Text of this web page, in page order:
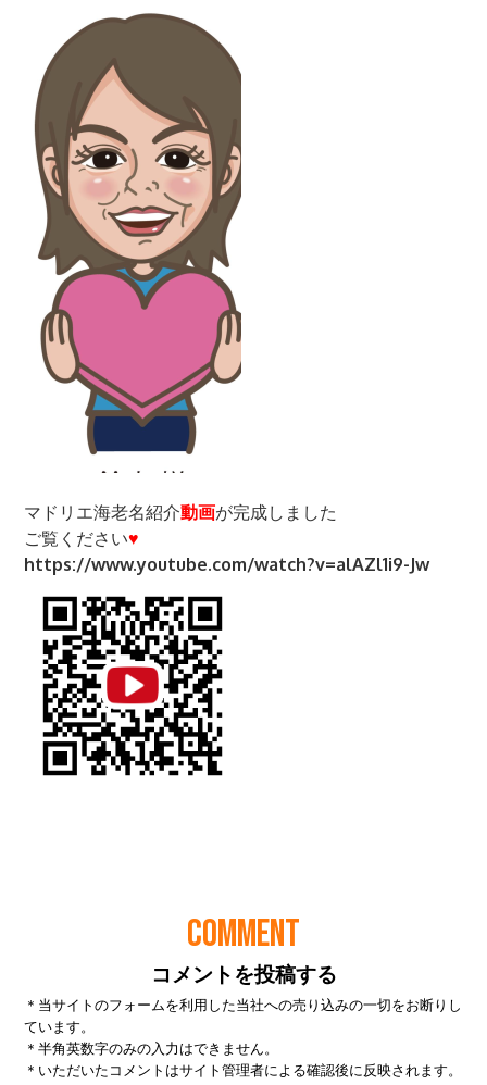
COMMENT
コメントを投稿する
＊当サイトのフォームを利用した当社への売り込みの一切をお断りし
ています。
＊半角英数字のみの入力はできません。
＊いただいたコメントはサイト管理者による確認後に反映されます。